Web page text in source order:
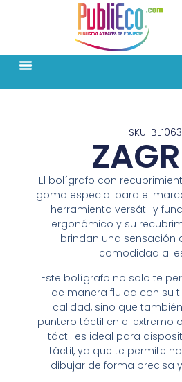
SKU: BL1063
El bolígrafo con
goma especial para el
herramienta versátil y
ergonómico y su
brindan una sensación
comodidad al
Este bolígrafo no solo te
de manera fluida con su
calidad, sino que
puntero táctil en el extremo
táctil es ideal para
táctil, ya que te permite
dibujar de forma precisa